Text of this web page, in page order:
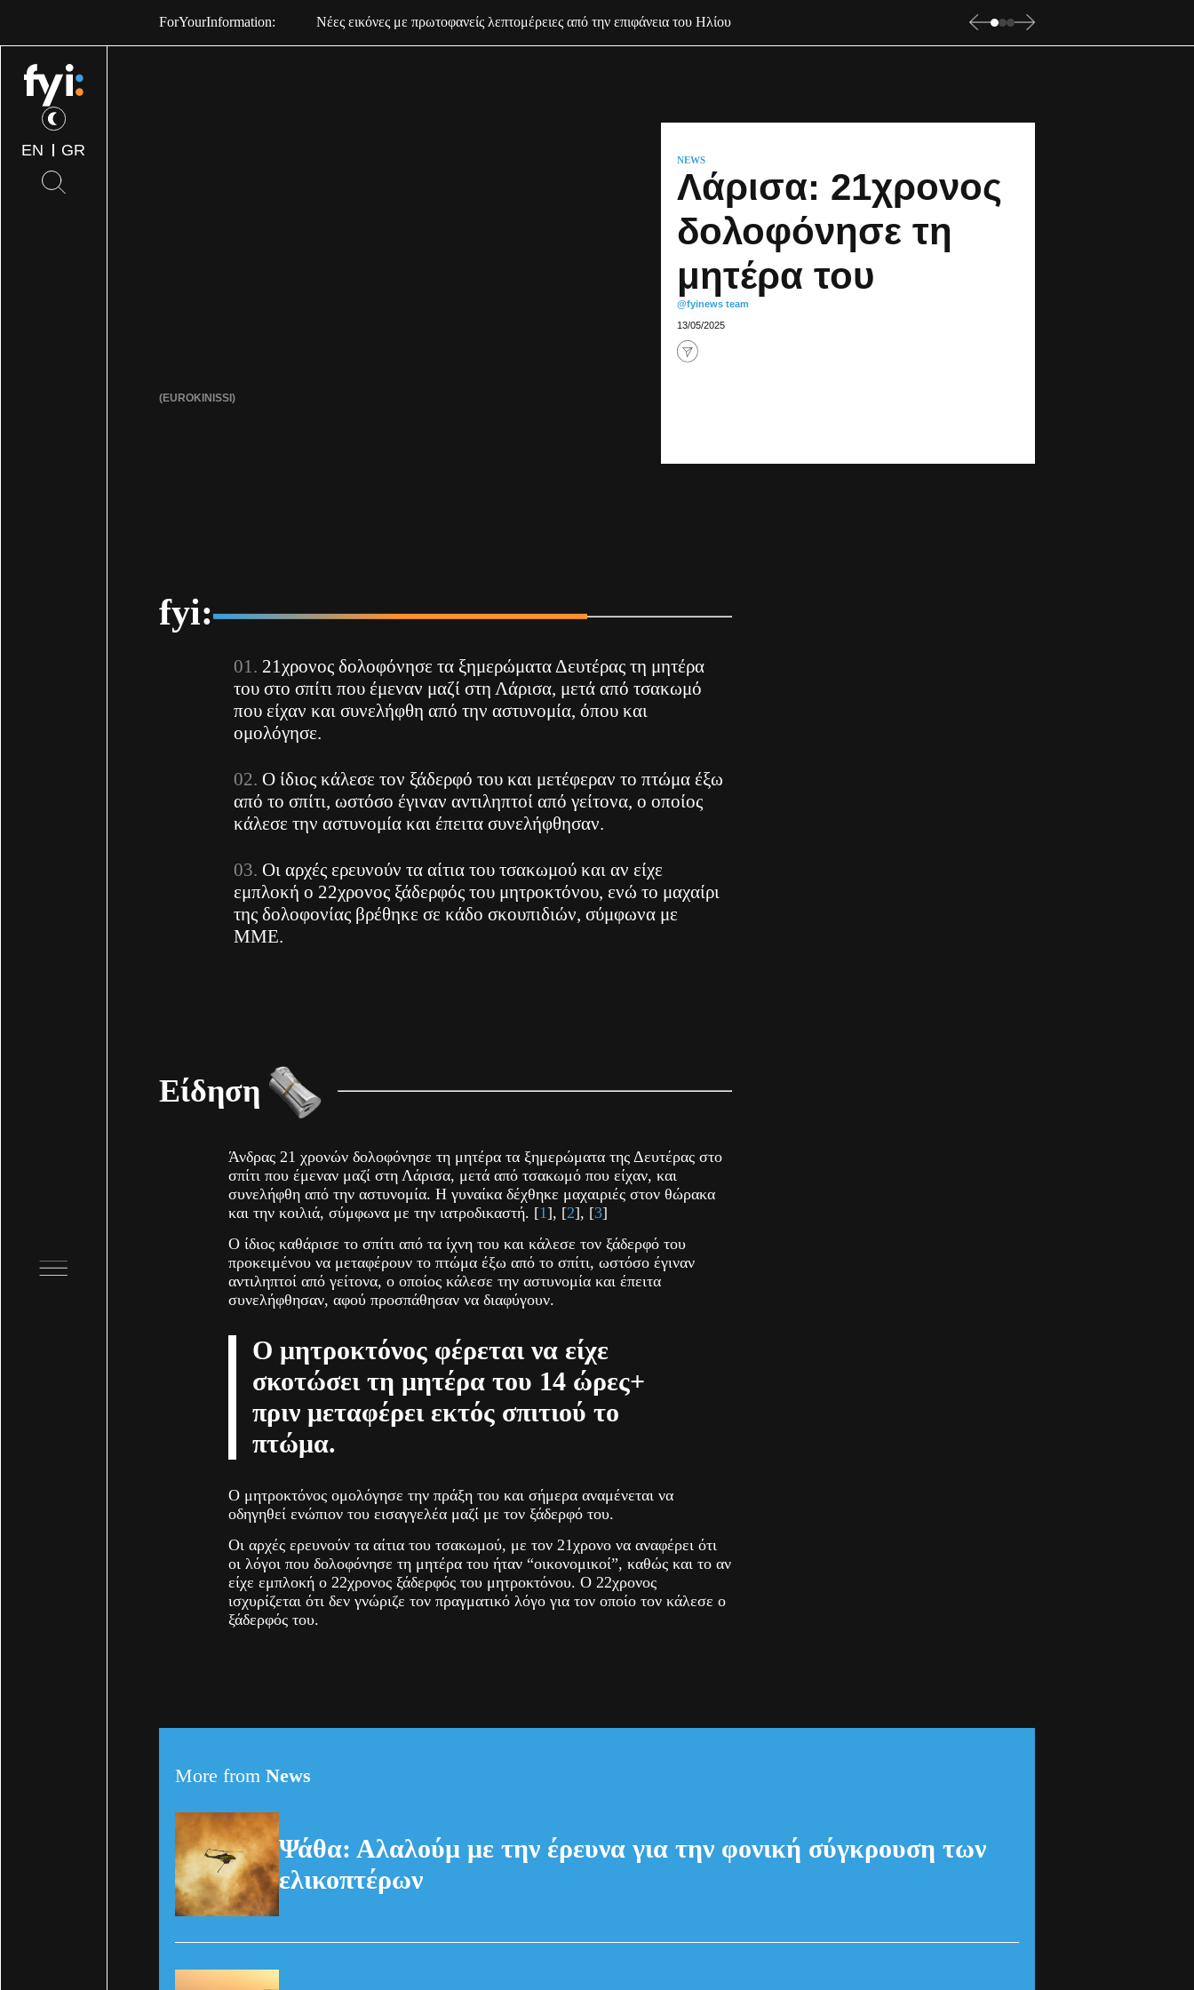
EN GR
ForYourInformation: Νέες εικόνες με πρωτοφανείς λεπτομέρειες από την επιφάνεια του Ηλίου
(EUROKINISSI)
NEWS
Λάρισα: 21χρονος
δολοφόνησε τη
μητέρα του
@fyinews team
13/05/2025
fyi:
21χρονος δολοφόνησε τα ξημερώματα Δευτέρας τη μητέρα
του στο σπίτι που έμεναν μαζί στη Λάρισα, μετά από τσακωμό
που είχαν και συνελήφθη από την αστυνομία, όπου και
ομολόγησε.
Ο ίδιος κάλεσε τον ξάδερφό του και μετέφεραν το πτώμα έξω
από το σπίτι, ωστόσο έγιναν αντιληπτοί από γείτονα, ο οποίος
κάλεσε την αστυνομία και έπειτα συνελήφθησαν.
Οι αρχές ερευνούν τα αίτια του τσακωμού και αν είχε
εμπλοκή ο 22χρονος ξάδερφός του μητροκτόνου, ενώ το μαχαίρι
της δολοφονίας βρέθηκε σε κάδο σκουπιδιών, σύμφωνα με
ΜΜΕ.
Είδηση
Άνδρας 21 χρονών δολοφόνησε τη μητέρα τα ξημερώματα της Δευτέρας στο
σπίτι που έμεναν μαζί στη Λάρισα, μετά από τσακωμό που είχαν, και
συνελήφθη από την αστυνομία. Η γυναίκα δέχθηκε μαχαιριές στον θώρακα
και την κοιλιά, σύμφωνα με την ιατροδικαστή. [1], [2], [3]
Ο ίδιος καθάρισε το σπίτι από τα ίχνη του και κάλεσε τον ξάδερφό του
προκειμένου να μεταφέρουν το πτώμα έξω από το σπίτι, ωστόσο έγιναν
αντιληπτοί από γείτονα, ο οποίος κάλεσε την αστυνομία και έπειτα
συνελήφθησαν, αφού προσπάθησαν να διαφύγουν.
Ο μητροκτόνος φέρεται να είχε
σκοτώσει τη μητέρα του 14 ώρες+
πριν μεταφέρει εκτός σπιτιού το
πτώμα.
Ο μητροκτόνος ομολόγησε την πράξη του και σήμερα αναμένεται να
οδηγηθεί ενώπιον του εισαγγελέα μαζί με τον ξάδερφό του.
Οι αρχές ερευνούν τα αίτια του τσακωμού, με τον 21χρονο να αναφέρει ότι
οι λόγοι που δολοφόνησε τη μητέρα του ήταν “οικονομικοί”, καθώς και το αν
είχε εμπλοκή ο 22χρονος ξάδερφός του μητροκτόνου. Ο 22χρονος
ισχυρίζεται ότι δεν γνώριζε τον πραγματικό λόγο για τον οποίο τον κάλεσε ο
ξάδερφός του.
More fromNews
Ψάθα: Αλαλούμ με την έρευνα για την φονική σύγκρουση των
ελικοπτέρων